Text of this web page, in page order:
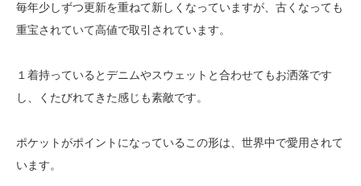
毎年少しずつ更新を重ねて新しくなっていますが、古くなっても
重宝されていて高値で取引されています。
１着持っているとデニムやスウェットと合わせてもお洒落です
し、くたびれてきた感じも素敵です。
ポケットがポイントになっているこの形は、世界中で愛用されて
います。